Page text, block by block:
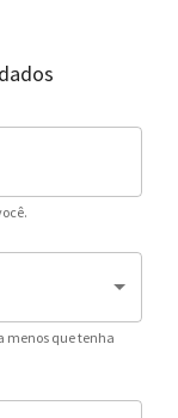
menos que tenha